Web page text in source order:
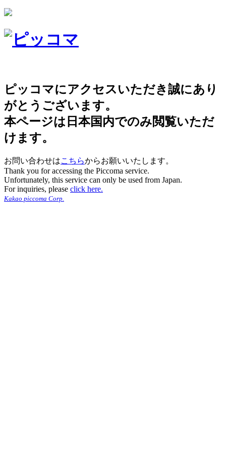
ピッコマにアクセスいただき誠にあり
がとうございます。
本ページは日本国内でのみ閲覧いただ
けます。
お問い合わせはこちらからお願いいたします。
Thank you for accessing the Piccoma service.
Unfortunately, this service can only be used from Japan.
For inquiries, please click here.
Kakao piccoma Corp.